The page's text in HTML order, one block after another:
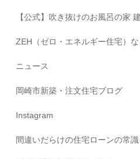
【公式】吹き抜けのお風呂の家
ZEH（ゼロ・エネルギー住宅）
ニュース
岡崎市新築・注文住宅ブログ
Instagram
間違いだらけの住宅ローンの常識